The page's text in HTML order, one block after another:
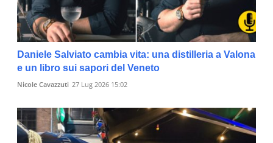
Daniele Salviato cambia vita: una distilleria a Valona
e un libro sui sapori del Veneto
Nicole Cavazzuti 27 Lug 2026 15:02